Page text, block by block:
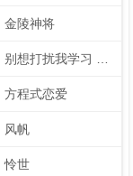
金陵神将
方程式恋爱
风帆
怜世